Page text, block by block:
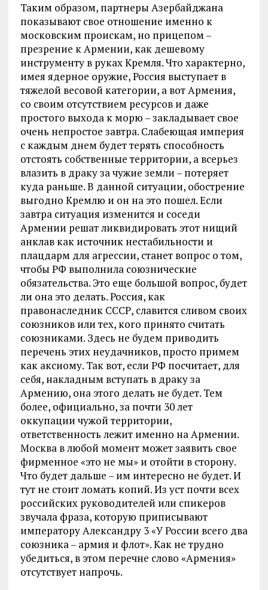
Таким образом, партнеры Азербайджана
показывают свое отношение именно к
московским проискам, но прицепом –
презрение к Армении, как дешевому
инструменту в руках Кремля. Что характерно,
имея ядерное оружие, Россия выступает в
тяжелой весовой категории, а вот Армения,
со своим отсутствием ресурсов и даже
простого выхода к морю – закладывает свое
очень непростое завтра. Слабеющая империя
с каждым днем будет терять способность
отстоять собственные территории, а всерьез
влазить в драку за чужие земли – потеряет
куда раньше. В данной ситуации, обострение
выгодно Кремлю и он на это пошел. Если
завтра ситуация изменится и соседи
Армении решат ликвидировать этот нищий
анклав как источник нестабильности и
плацдарм для агрессии, станет вопрос о том,
чтобы РФ выполнила союзнические
обязательства. Это еще большой вопрос, будет
ли она это делать. Россия, как
правонаследник СССР, славится сливом своих
союзников или тех, кого принято считать
союзниками. Здесь не будем приводить
перечень этих неудачников, просто примем
как аксиому. Так вот, если РФ посчитает, для
себя, накладным вступать в драку за
Армению, она этого делать не будет. Тем
более, официально, за почти 30 лет
оккупации чужой территории,
ответственность лежит именно на Армении.
Москва в любой момент может заявить свое
фирменное «это не мы» и отойти в сторону.
Что будет дальше – им интересно не будет. И
тут не стоит ломать копий. Из уст почти всех
российских руководителей или спикеров
звучала фраза, которую приписывают
императору Александру 3 «У России всего два
союзника – армия и флот». Как не трудно
убедиться, в этом перечне слово «Армения»
отсутствует напрочь.